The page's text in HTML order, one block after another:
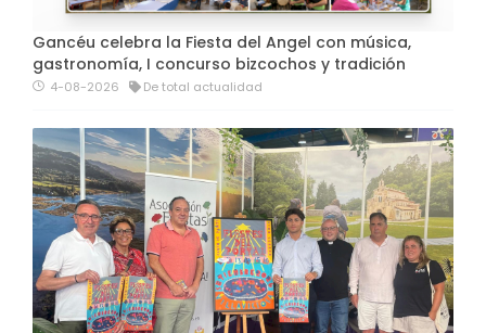
Gancéu celebra la Fiesta del Angel con música,
gastronomía, I concurso bizcochos y tradición
4-08-2026 De total actualidad